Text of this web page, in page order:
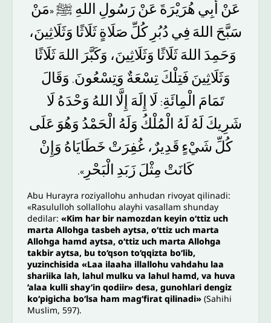
عَنْ أَبِي هُرَيْرَةَ عَنْرَسُولِ اللهِ ﷺ «مَنْ
سَبَّحَ اللهَ فِي دُبُرِ كُلِّ صَلَاةٍثَلَاثًا وَثَلَاثِينَ،
وَحَمِدَ اللهَثَلَاثًا وَثَلَاثِينَ، وَكَبَّرَ اللهَثَلَاثًا
وَثَلَاثِينَ فَتِلْكَ تِسْعَةٌ وَتِسْعُونَ. وَقَالَ
تَمَامَ الْمِائَةِ: لَا إِلَهَ إِلَّا اللهُ وَحْدَهُ لَا
شَرِيكَ لَهُ لَهُ الْمُلْكُ وَلَهُ الْحَمْدُ وَهُوَ عَلَى
كُلِّ شَيْءٍ قَدِيرٌ، غُفِرَتْ خَطَايَاهُ وَإِنْ
كَانَتْ مِثْلَزَبَدِ الْبَحْرِ ».
Abu Hurayra roziyallohu anhudan rivoyat qilinadi:
«Rasululloh sollallohu alayhi vasallam shunday
dedilar:«Kim har bir namozdan keyin o‘ttiz uch
marta Allohga tasbeh aytsa, o‘ttiz uch marta
Allohga hamd aytsa, o‘ttiz uch marta Allohga
takbir aytsa, bu to‘qson to‘qqizta bo‘lib,
yuzinchisida «Laa ilaaha illallohu vahdahu laa
shariika lah, lahul mulku va lahul hamd, va huva
’alaa kulli shay’in qodiir» desa, gunohlari dengiz
ko‘pigicha bo‘lsa ham mag‘firat qilinadi» (Sahihi
Muslim, 597).